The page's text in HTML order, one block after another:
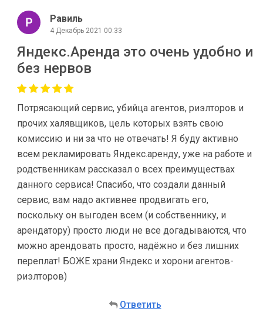
Равиль
4 Декабрь 2021 00:33
Яндекс.Аренда это очень удобно и
без нервов
Потрясающий сервис, убийца агентов, риэлторов и
прочих халявщиков, цель которых взять свою
комиссию и ни за что не отвечать! Я буду активно
всем рекламировать Яндекс.аренду, уже на работе и
родственникам рассказал о всех преимуществах
данного сервиса! Спасибо, что создали данный
сервис, вам надо активнее продвигать его,
поскольку он выгоден всем (и собственнику, и
арендатору) просто люди не все догадываются, что
можно арендовать просто, надёжно и без лишних
переплат! БОЖЕ храни Яндекс и хорони агентов-
риэлторов)
Ответить